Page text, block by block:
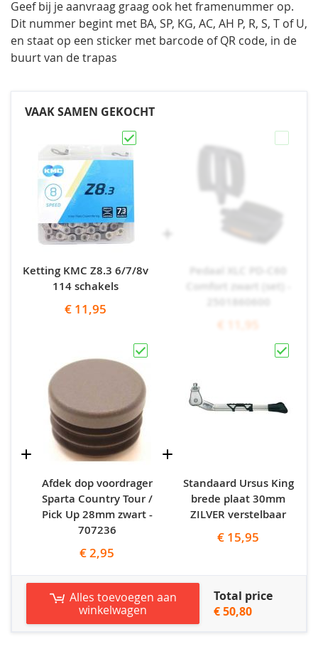
Geef bij je aanvraag graag ook het framenummer op.
Dit nummer begint met BA, SP, KG, AC, AH P, R, S, T of U,
en staat op een sticker met barcode of QR code, in de
buurt van de trapas
VAAK SAMEN GEKOCHT
Ketting KMC Z8.3 6/7/8v
114 schakels
€ 11,95
Pedaal XLC PD-C60
Comfort zwart (set) -
€ 11,95
Afdek dop voordrager
Sparta Country Tour /
Pick Up 28mm zwart -
707236
€ 2,95
Standaard Ursus King
brede plaat 30mm
ZILVER verstelbaar
€ 15,95
Alles toevoegen aan
winkelwagen
Total price
€ 50,80